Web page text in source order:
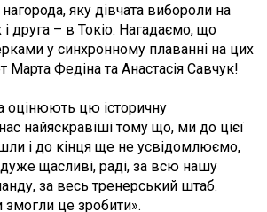
яку дівчата вибороли на
і друга – в Токіо. Нагадаємо, що
у синхронному плаванні на цих
Марта Федіна та Анастасія Савчук!
оцінюють цю історичну
найяскравіші тому що, ми до цієї
і до кінця ще не усвідомлюємо,
щасливі, раді, за всю нашу
за весь тренерський штаб.
це зробити».